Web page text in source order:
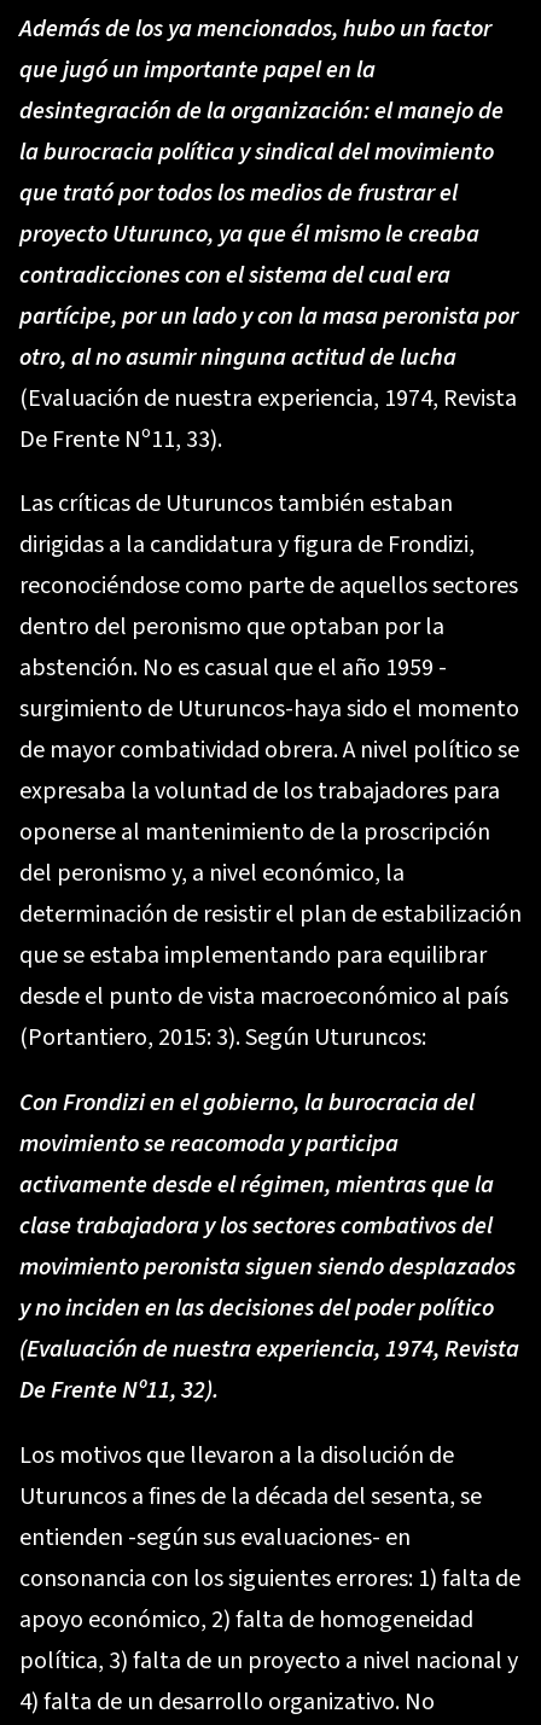
Además de los ya mencionados, hubo un factor
que jugó un importante papel en la
desintegración de la organización: el manejo de
la burocracia política y sindical del movimiento
que trató por todos los medios de frustrar el
proyecto Uturunco, ya que él mismo le creaba
contradicciones con el sistema del cual era
partícipe, por un lado y con la masa peronista por
otro, al no asumir ninguna actitud de lucha
(Evaluación de nuestra experiencia, 1974, Revista
De Frente Nº11, 33).
Las críticas de Uturuncos también estaban
dirigidas a la candidatura y figura de Frondizi,
reconociéndose como parte de aquellos sectores
dentro del peronismo que optaban por la
abstención. No es casual que el año 1959 -
surgimiento de Uturuncos-haya sido el momento
de mayor combatividad obrera. A nivel político se
expresaba la voluntad de los trabajadores para
oponerse al mantenimiento de la proscripción
del peronismo y, a nivel económico, la
determinación de resistir el plan de estabilización
que se estaba implementando para equilibrar
desde el punto de vista macroeconómico al país
(Portantiero, 2015: 3). Según Uturuncos:
Con Frondizi en el gobierno, la burocracia del
movimiento se reacomoda y participa
activamente desde el régimen, mientras que la
clase trabajadora y los sectores combativos del
movimiento peronista siguen siendo desplazados
y no inciden en las decisiones del poder político
(Evaluación de nuestra experiencia, 1974, Revista
De Frente Nº11, 32).
Los motivos que llevaron a la disolución de
Uturuncos a fines de la década del sesenta, se
entienden -según sus evaluaciones- en
consonancia con los siguientes errores: 1) falta de
apoyo económico, 2) falta de homogeneidad
política, 3) falta de un proyecto a nivel nacional y
4) falta de un desarrollo organizativo. No